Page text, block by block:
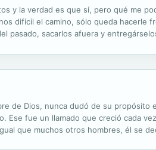
y la verdad es que sí, pero qué me
difícil el camino, sólo queda
pasado, sacarlos afuera y
de Dios, nunca dudó de su
Ese fue un llamado que creció cada
que muchos otros hombres, él se